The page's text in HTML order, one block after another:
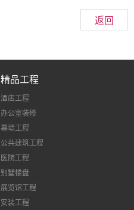
返回
精品工程
酒店工程
办公室装修
幕墙工程
公共建筑工程
医院工程
别墅楼盘
展览馆工程
安装工程